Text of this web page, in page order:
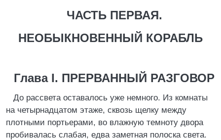
ЧАСТЬ ПЕРВАЯ.
НЕОБЫКНОВЕННЫЙ КОРАБЛЬ
Глава I. ПРЕРВАННЫЙ РАЗГОВОР
До рассвета оставалось уже немного. Из комнаты
на четырнадцатом этаже, сквозь щелку между
плотными портьерами, во влажную темноту двора
пробивалась слабая, едва заметная полоска света.